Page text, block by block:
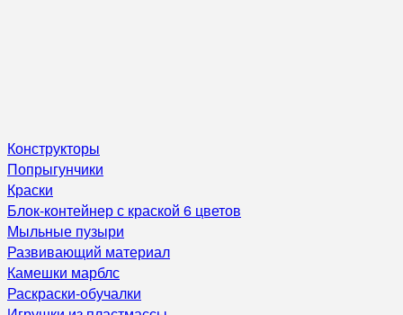
Конструкторы
Попрыгунчики
Краски
Блок-контейнер с краской 6 цветов
Мыльные пузыри
Развивающий материал
Камешки марблс
Раскраски-обучалки